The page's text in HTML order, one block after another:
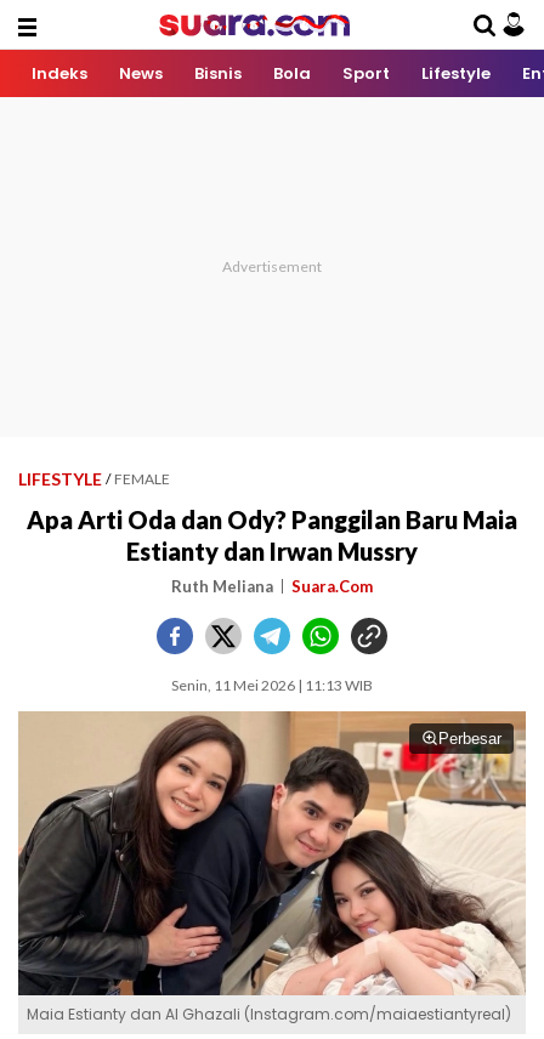
Indeks News Bisnis Bola Sport Lifestyle
LIFESTYLE / FEMALE
Apa Arti Oda dan Ody? Panggilan Baru Maia
Estianty dan Irwan Mussry
Ruth Meliana Suara.Com
Senin, 11 Mei 2026 | 11:13 WIB
Perbesar
Maia Estianty dan Al Ghazali (Instagram.com/maiaestiantyreal)